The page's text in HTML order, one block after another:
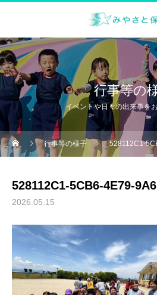
行事等の
イベントや日々の出来事を
行事等の様子 528112C1-
528112C1-5CB6-4E79-
2026.05.15